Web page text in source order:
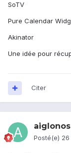
SoTV
Pure Calendar
Akinator
Une idée pour
Citer
aiglonos
Posté(e)